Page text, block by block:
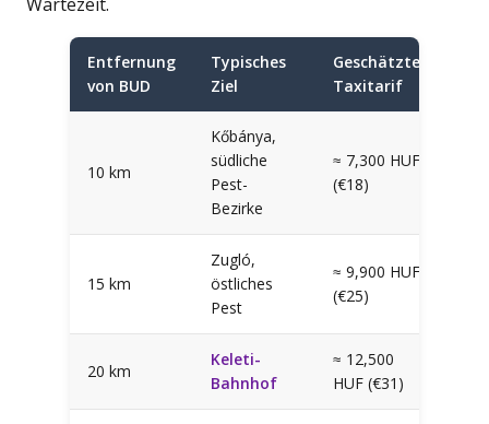
Entfernung
von BUD
Typisches
Ziel
Geschätzter
Taxitarif
10 km
Kőbánya,
südliche
Pest-
Bezirke
≈ 7,300 HUF
(€18)
15 km
Zugló,
östliches
Pest
≈ 9,900 HUF
(€25)
20 km
Keleti-
Bahnhof
≈ 12,500
HUF (€31)